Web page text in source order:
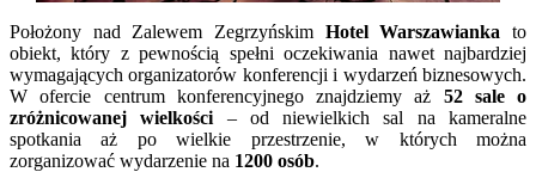
Położony nad Zalewem Zegrzyńskim Hotel Warszawianka to
obiekt, który z pewnością spełni oczekiwania nawet najbardziej
wymagających organizatorów konferencji i wydarzeń biznesowych.
W ofercie centrum konferencyjnego znajdziemy aż 52 sale o
zróżnicowanej wielkości – od niewielkich sal na kameralne
spotkania aż po wielkie przestrzenie, w których można
zorganizować wydarzenie na 1200 osób.